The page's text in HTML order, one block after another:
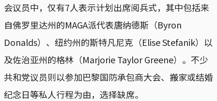
会议员中，仅有7人表示计划出席阅兵式，其中包括来
自佛罗里达州的MAGA派代表唐纳德斯（Byron
Donalds）、纽约州的斯特凡尼克（Elise Stefanik）以
及佐治亚州的格林（Marjorie Taylor Greene）。不少
共和党议员则以参加巴黎国防承包商大会、搬家或结婚
纪念日等私人行程为由，选择缺席。